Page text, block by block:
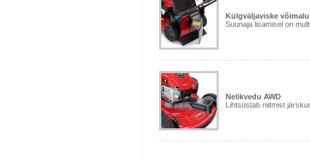
Külgväljaviske
Suunaja lisamisel on
Nelikvedu AWD
Lihtsustab niitmist